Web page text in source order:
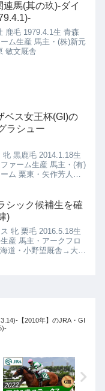
連馬(其の玖)-ダイ
鹿毛 1979.4.1生 青森
ム生産 馬主・(株)新元
敏文厩舎
ベス女王杯(GI)の
ラシュー
牝 黒鹿毛 2014.1.18生
ァーム生産 馬主・(有)
ム 栗東・矢作芳人厩
シック候補生を確
)
牝 栗毛 2016.5.18生
産 馬主・アークフロ
道・小野望厩舎→大
【2010年】のJRA・GI